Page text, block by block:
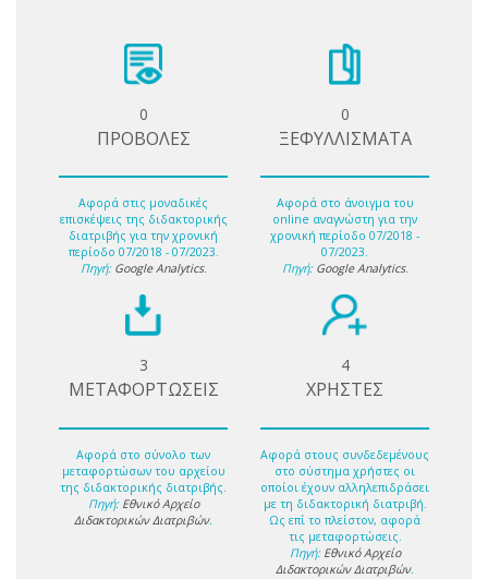
0
ΠΡΟΒΟΛΕΣ
Αφορά στις μοναδικές
επισκέψεις της διδακτορικής
διατριβής για την χρονική
περίοδο 07/2018 - 07/2023.
Πηγή: Google Analytics.
0
ΞΕΦΥΛΛΙΣΜΑΤΑ
Αφορά στο άνοιγμα του
online αναγνώστη για την
χρονική περίοδο 07/2018 -
07/2023.
Πηγή: Google Analytics.
3
ΜΕΤΑΦΟΡΤΩΣΕΙΣ
Αφορά στο σύνολο των
μεταφορτώσων του αρχείου
της διδακτορικής διατριβής.
Πηγή: Εθνικό Αρχείο
Διδακτορικών Διατριβών.
4
ΧΡΗΣΤΕΣ
Αφορά στους συνδεδεμένους
στο σύστημα χρήστες οι
οποίοι έχουν αλληλεπιδράσει
με τη διδακτορική διατριβή.
Ως επί το πλείστον, αφορά
τις μεταφορτώσεις.
Πηγή: Εθνικό Αρχείο
Διδακτορικών Διατριβών.